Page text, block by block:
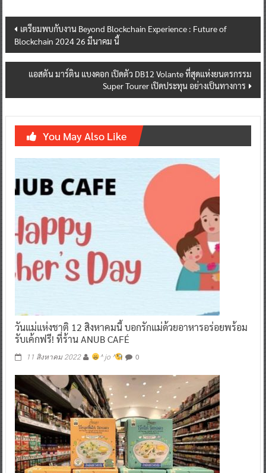
Post
navigation
เตรียมพบกับงาน Beyond Blockchain Experience : Future of
Blockchain 2024 26 มีนาคม นี้
แอสตัน มาร์ติน แบงคอก เปิดตัว DB12 Volante ที่สุดแห่งยนตรกรรม
Super Tourer เปิดประทุน อย่างเป็นทางการ
You May Also Like
วันแม่แห่งชาติ 12 สิงหาคมนี้ บอกรักแม่ด้วยอาหารอร่อยพร้อม
รับเค้กฟรี! ที่ร้าน ANUB CAFÉ
11 สิงหาคม 2022 ^ jo ^ 0